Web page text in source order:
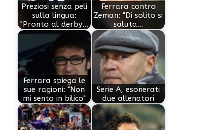
Preziosi senza peli
sulla lingua:
"Pronto al derby…
Ferrara contro
Zeman: "Di solito si
saluta…
Ferrara spiega le
sue ragioni: "Non
mi sento in bilico"
Serie A, esonerati
due allenatori